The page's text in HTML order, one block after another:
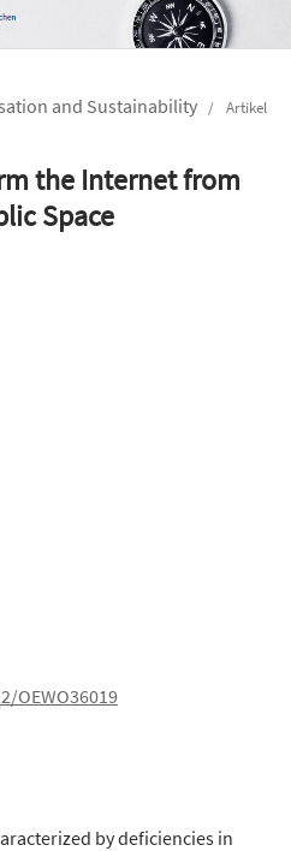
and Sustainability / Artikel
the Internet from
Space
OEWO36019
by deficiencies in